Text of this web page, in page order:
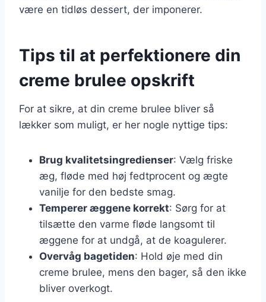
være en tidløs dessert, der imponerer.
Tips til at perfektionere din
creme brulee opskrift
For at sikre, at din creme brulee bliver så
lækker som muligt, er her nogle nyttige tips:
Brug kvalitetsingredienser: Vælg friske
æg, fløde med høj fedtprocent og ægte
vanilje for den bedste smag.
Temperer æggene korrekt: Sørg for at
tilsætte den varme fløde langsomt til
æggene for at undgå, at de koagulerer.
Overvåg bagetiden: Hold øje med din
creme brulee, mens den bager, så den ikke
bliver overkogt.